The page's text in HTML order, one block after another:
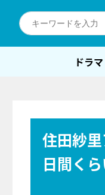
ドラ
住田紗
日間く